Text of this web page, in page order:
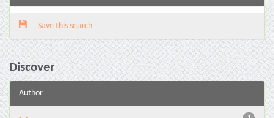
Save this search
Discover
Author